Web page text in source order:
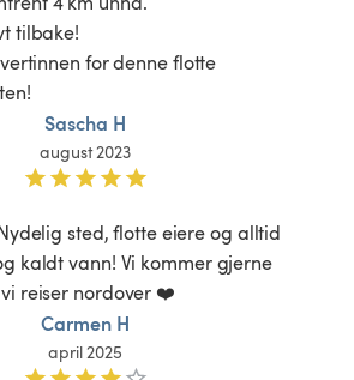
Sascha H
august 2023
sted, flotte eiere og alltid
kaldt vann! Vi kommer gjerne
reiser nordover ❤️
Carmen H
april 2025